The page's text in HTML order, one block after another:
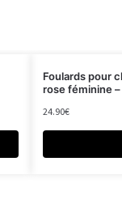
Foulards pour
rose féminine
24.90€